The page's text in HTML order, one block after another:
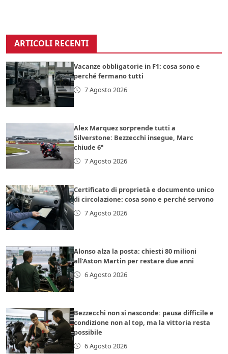
ARTICOLI RECENTI
Vacanze obbligatorie in F1: cosa sono e
perché fermano tutti
7 Agosto 2026
Alex Marquez sorprende tutti a
Silverstone: Bezzecchi insegue, Marc
chiude 6°
7 Agosto 2026
Certificato di proprietà e documento unico
di circolazione: cosa sono e perché servono
7 Agosto 2026
Alonso alza la posta: chiesti 80 milioni
all’Aston Martin per restare due anni
6 Agosto 2026
Bezzecchi non si nasconde: pausa difficile e
condizione non al top, ma la vittoria resta
possibile
6 Agosto 2026